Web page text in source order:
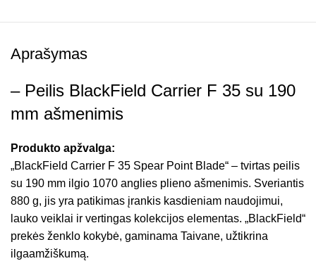
Aprašymas
– Peilis BlackField Carrier F 35 su 190
mm ašmenimis
Produkto apžvalga:
„BlackField Carrier F 35 Spear Point Blade“ – tvirtas peilis
su 190 mm ilgio 1070 anglies plieno ašmenimis. Sveriantis
880 g, jis yra patikimas įrankis kasdieniam naudojimui,
lauko veiklai ir vertingas kolekcijos elementas. „BlackField“
prekės ženklo kokybė, gaminama Taivane, užtikrina
ilgaamžiškumą.